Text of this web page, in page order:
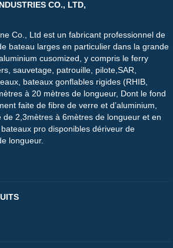
CO., LTD,
Co., Ltd est un fabricant professionnel de
bateau larges en particulier dans la grande
cusomized, y compris le ferry
sauvetage, patrouille, pilote,SAR,
bateaux gonflables rigides (RHIB,
à 20 mètres de longueur, Dont le fond
faite de fibre de verre et d’aluminium,
de 2,3mètres à 6mètres de longueur et en
pro disponibles dériveur de
longueur.